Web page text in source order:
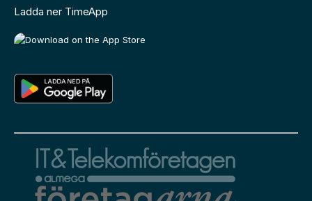
Ladda ner TimeApp